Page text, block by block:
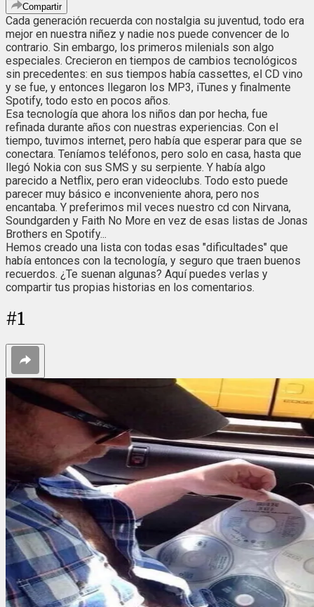
Compartir
Cada generación recuerda con nostalgia su juventud, todo era
mejor en nuestra niñez y nadie nos puede convencer de lo
contrario. Sin embargo, los primeros milenials son algo
especiales. Crecieron en tiempos de cambios tecnológicos
sin precedentes: en sus tiempos había cassettes, el CD vino
y se fue, y entonces llegaron los MP3, iTunes y finalmente
Spotify, todo esto en pocos años.
Esa tecnología que ahora los niños dan por hecha, fue
refinada durante años con nuestras experiencias. Con el
tiempo, tuvimos internet, pero había que esperar para que se
conectara. Teníamos teléfonos, pero solo en casa, hasta que
llegó Nokia con sus SMS y su serpiente. Y había algo
parecido a Netflix, pero eran videoclubs. Todo esto puede
parecer muy básico e inconveniente ahora, pero nos
encantaba. Y preferimos mil veces nuestro cd con Nirvana,
Soundgarden y Faith No More en vez de esas listas de Jonas
Brothers en Spotify...
Hemos creado una lista con todas esas "dificultades" que
había entonces con la tecnología, y seguro que traen buenos
recuerdos. ¿Te suenan algunas? Aquí puedes verlas y
compartir tus propias historias en los comentarios.
#1